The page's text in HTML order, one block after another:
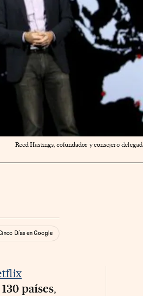
Reed Hastings, cofundador y consejero
Días en Google
países,